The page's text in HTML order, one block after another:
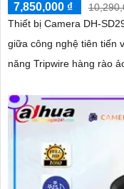
7,850,000 ₫
Thiết bị Camera DH-
giữa công nghệ tiên tiến và
năng Tripwire hàng rào